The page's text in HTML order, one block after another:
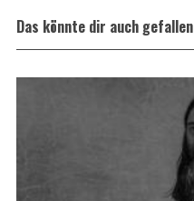
Das könnte dir auch gefallen